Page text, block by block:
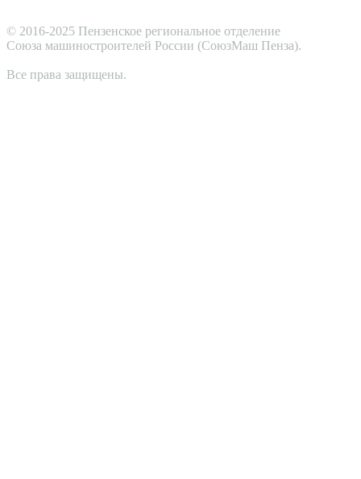
© 2016-2025 Пензенское региональное отделение
Cоюза машиностроителей России (СоюзМаш Пенза).
Все права защищены.